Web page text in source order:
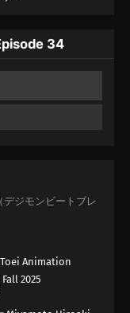
34
デジモンビートブレ
Toei Animation
Fall 2025